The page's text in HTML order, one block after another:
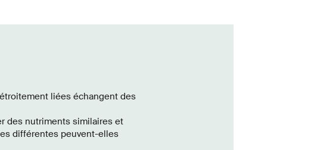
liées échangent des
des nutriments similaires et
différentes peuvent-elles